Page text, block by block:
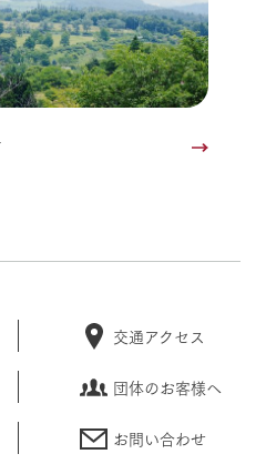
交通アクセス
団体のお客様へ
お問い合わせ